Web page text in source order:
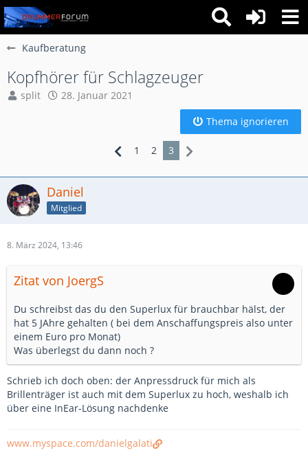
Kaufberatung
Kopfhörer für Schlagzeuger
split
28. Januar 2021
Thema ignorieren
1 2 3
Daniel
Mitglied
8. März 2024, 13:46
Zitat von JoergS
Du schreibst das du den Superlux für brauchbar hälst, der
hat 5 JAhre gehalten ( bei dem Anschaffungspreis also unter
einem Euro pro Monat)
Was überlegst du dann noch ?
Schrieb ich doch oben: der Anpressdruck für mich als
Brillenträger ist auch mit dem Superlux zu hoch, weshalb ich
über eine InEar-Lösung nachdenke
www.myspace.com/danielgalati